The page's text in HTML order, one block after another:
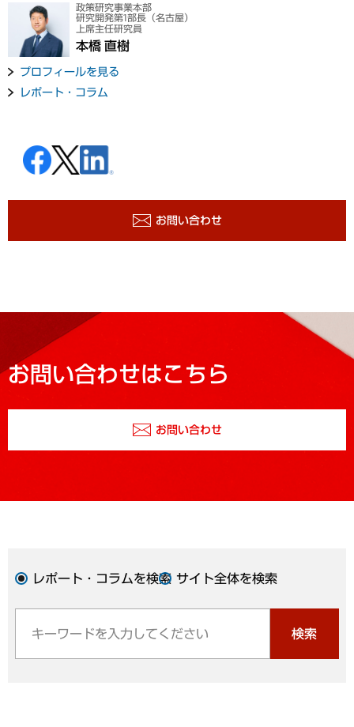
政策研究事業本部
研究開発第1部長（名古屋）
上席主任研究員
本橋 直樹
プロフィールを見る
レポート・コラム
お問い合わせ
お問い合わせはこちら
お問い合わせ
レポート・コラムを検索 サイト全体を検索
検索